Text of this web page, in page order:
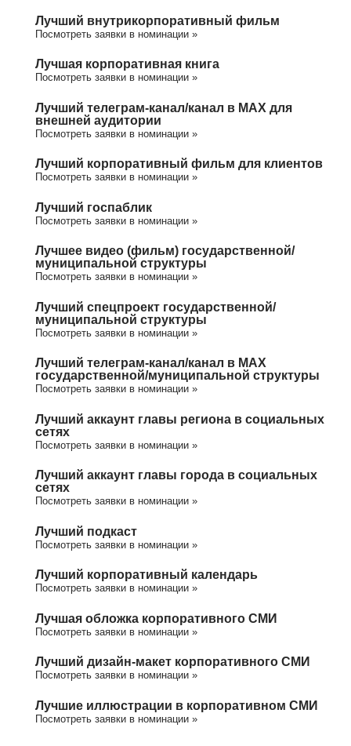
Лучший внутрикорпоративный фильм
Посмотреть заявки в номинации »
Лучшая корпоративная книга
Посмотреть заявки в номинации »
Лучший телеграм-канал/канал в МАХ для
внешней аудитории
Посмотреть заявки в номинации »
Лучший корпоративный фильм для клиентов
Посмотреть заявки в номинации »
Лучший госпаблик
Посмотреть заявки в номинации »
Лучшее видео (фильм) государственной/
муниципальной структуры
Посмотреть заявки в номинации »
Лучший спецпроект государственной/
муниципальной структуры
Посмотреть заявки в номинации »
Лучший телеграм-канал/канал в МАХ
государственной/муниципальной структуры
Посмотреть заявки в номинации »
Лучший аккаунт главы региона в социальных
сетях
Посмотреть заявки в номинации »
Лучший аккаунт главы города в социальных
сетях
Посмотреть заявки в номинации »
Лучший подкаст
Посмотреть заявки в номинации »
Лучший корпоративный календарь
Посмотреть заявки в номинации »
Лучшая обложка корпоративного СМИ
Посмотреть заявки в номинации »
Лучший дизайн-макет корпоративного СМИ
Посмотреть заявки в номинации »
Лучшие иллюстрации в корпоративном СМИ
Посмотреть заявки в номинации »